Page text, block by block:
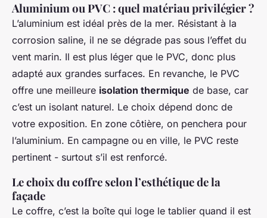
Aluminium ou PVC : quel matériau privilégier ?
L’aluminium est idéal près de la mer. Résistant à la
corrosion saline, il ne se dégrade pas sous l’effet du
vent marin. Il est plus léger que le PVC, donc plus
adapté aux grandes surfaces. En revanche, le PVC
offre une meilleure isolation thermique de base, car
c’est un isolant naturel. Le choix dépend donc de
votre exposition. En zone côtière, on penchera pour
l’aluminium. En campagne ou en ville, le PVC reste
pertinent - surtout s’il est renforcé.
Le choix du coffre selon l’esthétique de la
façade
Le coffre, c’est la boîte qui loge le tablier quand il est